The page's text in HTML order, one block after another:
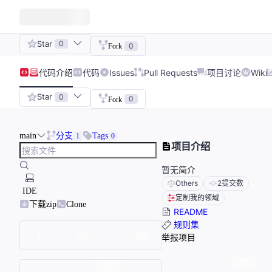
Star 0 Fork 0
代码介绍 代码 Issues Pull Requests 项目讨论 Wiki
Star 0 Fork 0
main 分支 1 Tags 0
IDE
下载zip
Clone
项目介绍
暂无简介
Others 2提交数
定制我的领域
README
规则集
举报项目